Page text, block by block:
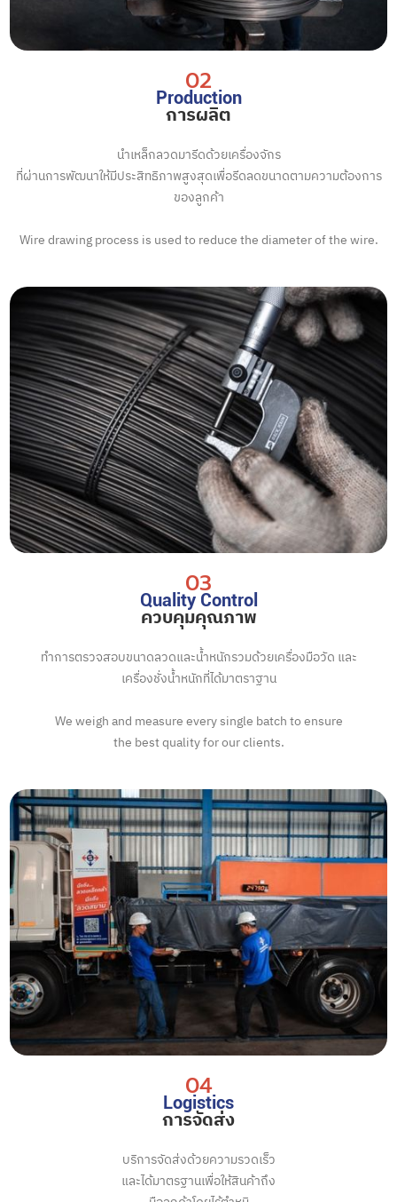
02
Production
การผลิต
นำเหล็กลวดมารีดด้วยเครื่องจักร
ที่ผ่านการพัฒนาให้มีประสิทธิภาพสูงสุดเพื่อรีดลดขนาดตามความต้องการ
ของลูกค้า
Wire drawing process is used to reduce the diameter of the wire.
03
Quality Control
ควบคุมคุณภาพ
ทำการตรวจสอบขนาดลวดและน้ำหนักรวมด้วยเครื่องมือวัด และ
เครื่องชั่งน้ำหนักที่ได้มาตราฐาน
We weigh and measure every single batch to ensure
the best quality for our clients.
04
Logistics
การจัดส่ง
บริการจัดส่งด้วยความรวดเร็ว
และได้มาตรฐานเพื่อให้สินค้าถึง